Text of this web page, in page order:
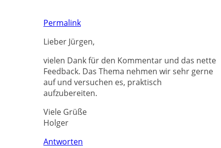
Permalink
Lieber Jürgen,
vielen Dank für den Kommentar und das nette
Feedback. Das Thema nehmen wir sehr gerne
auf und versuchen es, praktisch
aufzubereiten.
Viele Grüße
Holger
Antworten